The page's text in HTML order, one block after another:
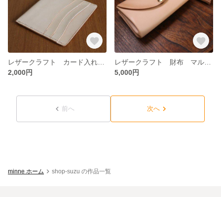
2,000円
5,000円
前へ 次へ
minne ホーム shop-suzu の作品一覧